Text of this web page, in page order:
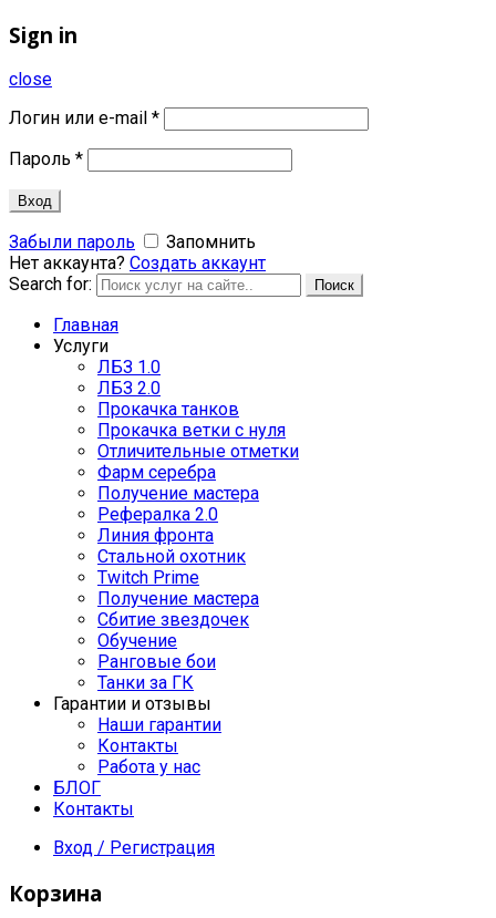
Sign in
close
Логин или e-mail *
Пароль *
Вход
Забыли пароль
Запомнить
Нет аккаунта? Создать аккаунт
Search for:
Поиск
Главная
Услуги
ЛБЗ 1.0
ЛБЗ 2.0
Прокачка танков
Прокачка ветки с нуля
Отличительные отметки
Фарм серебра
Получение мастера
Рефералка 2.0
Линия фронта
Стальной охотник
Twitch Prime
Получение мастера
Сбитие звездочек
Обучение
Ранговые бои
Танки за ГК
Гарантии и отзывы
Наши гарантии
Контакты
Работа у нас
БЛОГ
Контакты
Вход / Регистрация
Корзина